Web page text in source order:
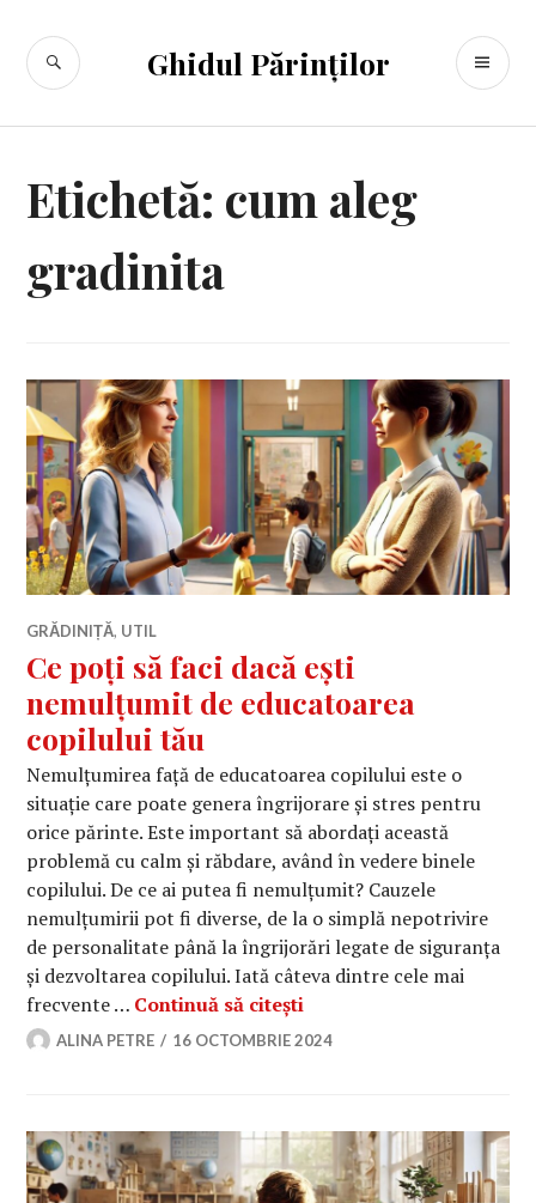
conținut
Ghidul Părinților
CĂUTARE
Etichetă: cum aleg
gradinita
GRĂDINIȚĂ, UTIL
Ce poți să faci dacă ești
nemulțumit de educatoarea
copilului tău
Nemulțumirea față de educatoarea copilului este o
situație care poate genera îngrijorare și stres pentru
orice părinte. Este important să abordați această
problemă cu calm și răbdare, având în vedere binele
copilului. De ce ai putea fi nemulțumit? Cauzele
nemulțumirii pot fi diverse, de la o simplă nepotrivire
de personalitate până la îngrijorări legate de siguranța
și dezvoltarea copilului. Iată câteva dintre cele mai
frecvente … Continuă să citești
ALINA PETRE 16 OCTOMBRIE 2024